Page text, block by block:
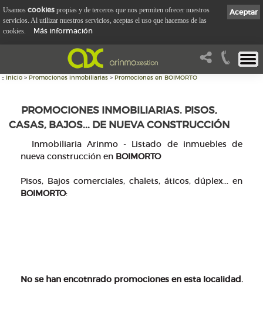
:: Inicio > Promociones inmobiliarias > Promociones en BOIMORTO
PROMOCIONES INMOBILIARIAS. PISOS,
CASAS, BAJOS... DE NUEVA CONSTRUCCIÓN
Inmobiliaria Arinmo - Listado de inmuebles de
nueva construcción en BOIMORTO
Pisos, Bajos comerciales, chalets, áticos, dúplex... en
BOIMORTO:
No se han encotnrado promociones en esta localidad.
Aceptar
Usamos cookies propias y de terceros que nos permiten ofrecer nuestros
servicios. Al utilizar nuestros servicios, aceptas el uso que hacemos de las
cookies.
Más información